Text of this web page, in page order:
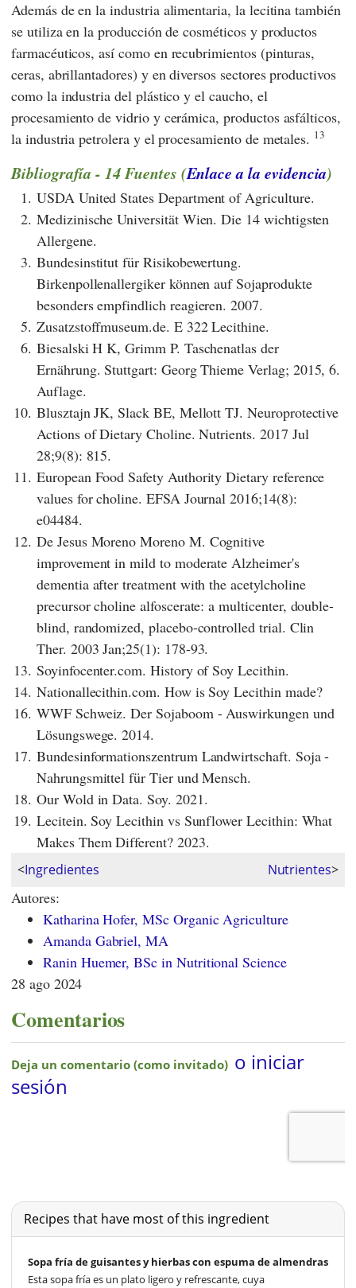
Además de en la industria alimentaria, la lecitina también
se utiliza en la producción de cosméticos y productos
farmacéuticos, así como en recubrimientos (pinturas,
ceras, abrillantadores) y en diversos sectores productivos
como la industria del plástico y el caucho, el
procesamiento de vidrio y cerámica, productos asfálticos,
la industria petrolera y el procesamiento de metales. 13
Bibliografía - 14 Fuentes (Enlace a la evidencia)
1. USDA United States Department of Agriculture.
2. Medizinische Universität Wien. Die 14 wichtigsten
Allergene.
3. Bundesinstitut für Risikobewertung.
Birkenpollenallergiker können auf Sojaprodukte
besonders empfindlich reagieren. 2007.
5. Zusatzstoffmuseum.de. E 322 Lecithine.
6. Biesalski H K, Grimm P. Taschenatlas der
Ernährung. Stuttgart: Georg Thieme Verlag; 2015, 6.
Auflage.
10. Blusztajn JK, Slack BE, Mellott TJ. Neuroprotective
Actions of Dietary Choline. Nutrients. 2017 Jul
28;9(8): 815.
11. European Food Safety Authority Dietary reference
values for choline. EFSA Journal 2016;14(8):
e04484.
12. De Jesus Moreno Moreno M. Cognitive
improvement in mild to moderate Alzheimer's
dementia after treatment with the acetylcholine
precursor choline alfoscerate: a multicenter, double-
blind, randomized, placebo-controlled trial. Clin
Ther. 2003 Jan;25(1): 178-93.
13. Soyinfocenter.com. History of Soy Lecithin.
14. Nationallecithin.com. How is Soy Lecithin made?
16. WWF Schweiz. Der Sojaboom - Auswirkungen und
Lösungswege. 2014.
17. Bundesinformationszentrum Landwirtschaft. Soja -
Nahrungsmittel für Tier und Mensch.
18. Our Wold in Data. Soy. 2021.
19. Lecitein. Soy Lecithin vs Sunflower Lecithin: What
Makes Them Different? 2023.
<Ingredientes Nutrientes>
Autores:
Katharina Hofer, MSc Organic Agriculture
Amanda Gabriel, MA
Ranin Huemer, BSc in Nutritional Science
28 ago 2024
Comentarios
Recipes that have most of this ingredient
Sopa fría de guisantes y hierbas con espuma de almendras
Esta sopa fría es un plato ligero y refrescante, cuya